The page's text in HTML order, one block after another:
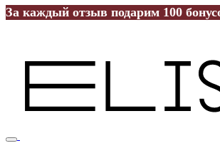
За каждый отзыв подарим 100